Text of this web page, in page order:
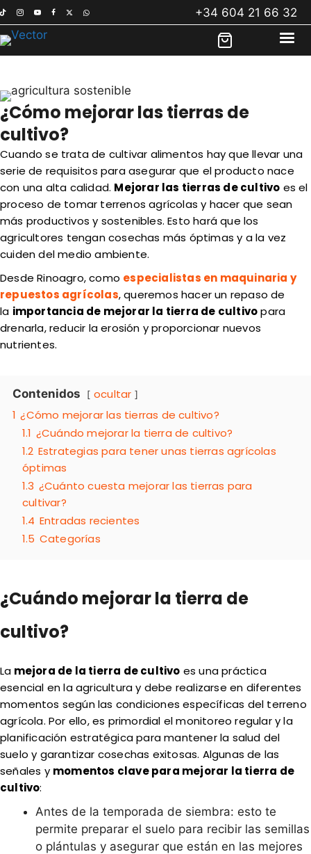
Saltar
al
contenido
+34 604 21 66 32
¿Cómo mejorar las tierras de
cultivo?
Cuando se trata de cultivar alimentos hay que llevar una
serie de requisitos para asegurar que el producto nace
con una alta calidad. Mejorar las tierras de cultivo es el
proceso de tomar terrenos agrícolas y hacer que sean
más productivos y sostenibles. Esto hará que los
agricultores tengan cosechas más óptimas y a la vez
cuiden del medio ambiente.
Desde Rinoagro, como especialistas en maquinaria y
repuestos agrícolas, queremos hacer un repaso de
la importancia de mejorar la tierra de cultivopara
drenarla, reducir la erosión y proporcionar nuevos
nutrientes.
Contenidos
ocultar
1 ¿Cómo mejorar las tierras de cultivo?
1.1 ¿Cuándo mejorar la tierra de cultivo?
1.2 Estrategias para tener unas tierras agrícolas
óptimas
1.3 ¿Cuánto cuesta mejorar las tierras para
cultivar?
1.4 Entradas recientes
1.5 Categorías
¿Cuándo mejorar la tierra de
cultivo?
La mejora de la tierra de cultivo es una práctica
esencial en la agricultura y debe realizarse en diferentes
momentos según las condiciones específicas del terreno
agrícola. Por ello, es primordial el monitoreo regular y la
planificación estratégica para mantener la salud del
suelo y garantizar cosechas exitosas. Algunas de las
señales y momentos clave para mejorar la tierra de
cultivo:
Antes de la temporada de siembra: esto te
permite preparar el suelo para recibir las semillas
o plántulas y asegurar que están en las mejores